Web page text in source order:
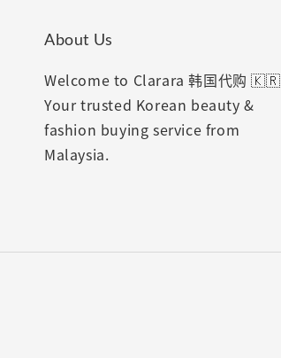
About Us
Welcome to Clarara 韩国代购 🇰🇷
Your trusted Korean beauty &
fashion buying service from
Malaysia.